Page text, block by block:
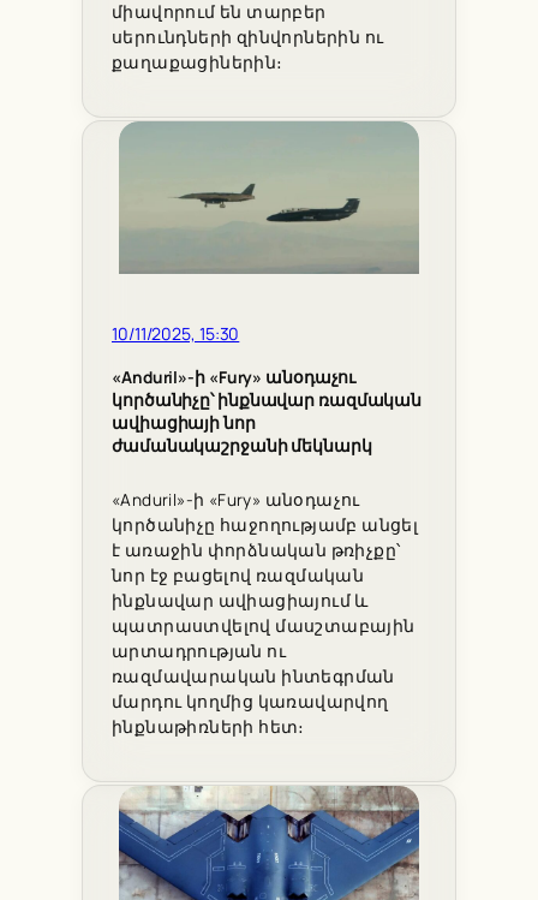
միավորում են տարբեր
սերունդների զինվորներին ու
քաղաքացիներին։
10/11/2025, 15:30
«Anduril»-ի «Fury» անօդաչու
կործանիչը՝ ինքնավար ռազմական
ավիացիայի նոր
ժամանակաշրջանի մեկնարկ
«Anduril»-ի «Fury» անօդաչու
կործանիչը հաջողությամբ անցել
է առաջին փորձնական թռիչքը՝
նոր էջ բացելով ռազմական
ինքնավար ավիացիայում և
պատրաստվելով մասշտաբային
արտադրության ու
ռազմավարական ինտեգրման
մարդու կողմից կառավարվող
ինքնաթիռների հետ։